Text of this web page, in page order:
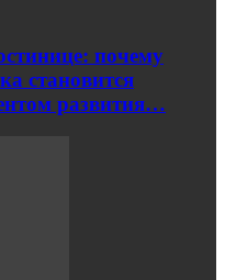
почему
становится
развития…